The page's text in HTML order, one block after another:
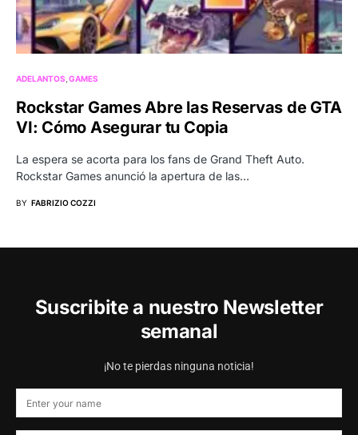
ADELANTOS GAMES
Rockstar Games Abre las Reservas de GTA
VI: Cómo Asegurar tu Copia
La espera se acorta para los fans de Grand Theft Auto.
Rockstar Games anunció la apertura de las…
BY FABRIZIO COZZI
Suscribite a nuestro Newsletter
semanal
¡No te pierdas ninguna noticia!